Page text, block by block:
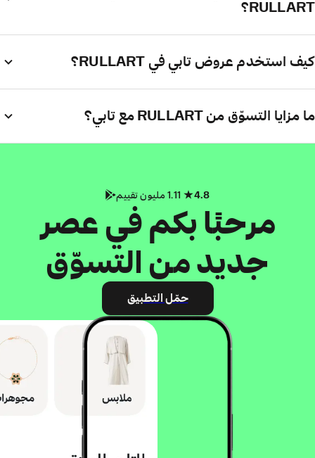
RULLART؟
كيف استخدم عروض تابي في RULLART؟
ما مزايا التسوّق من RULLART مع تابي؟
4.8
مرحبًا بكم في عصر
جديد من التسوّق
حمّل التطبيق